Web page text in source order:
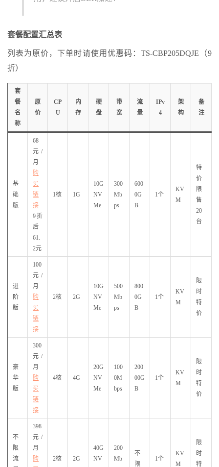
套餐配置汇总表
列表为原价，下单时请使用优惠码：TS-CBP205DQJE（9
折）
套
餐
名
称
原
价
CP
U
内
存
硬
盘
带
宽
流
量
IPv
4
架
构
备
注
基
础
版
68
元/
月
购
买
链
接
9折
后
61.
2元
1核 1G
10G
NV
Me
300
Mb
ps
600
0G
B
1个
KV
M
特
价
限
售
20
台
进
阶
版
100
元/
月
购
买
链
接
2核 2G
10G
NV
Me
500
Mb
ps
800
0G
B
1个
KV
M
限
时
特
价
豪
华
版
300
元/
月
购
买
链
接
4核 4G
20G
NV
Me
100
0M
bps
200
00G
B
1个
KV
M
限
时
特
价
不
限
流
398
元/
月
购
2核 2G
40G
NV
200
Mb
不
限
1个
KV
M
限
时
特